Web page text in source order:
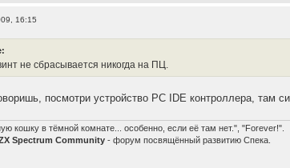
16:15
не сбрасывается никогда на ПЦ.
посмотри устройство РС IDE контроллера, там
кошку в тёмной комнате... особенно, если её там нет.", "Forever!".
Spectrum Community - форум посвящённый развитию Спека.